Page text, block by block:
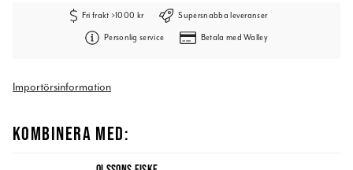
Fri frakt >1000 kr Supersnabba leveranser
Personlig service Betala med Walley
Importörsinformation
KOMBINERA MED: